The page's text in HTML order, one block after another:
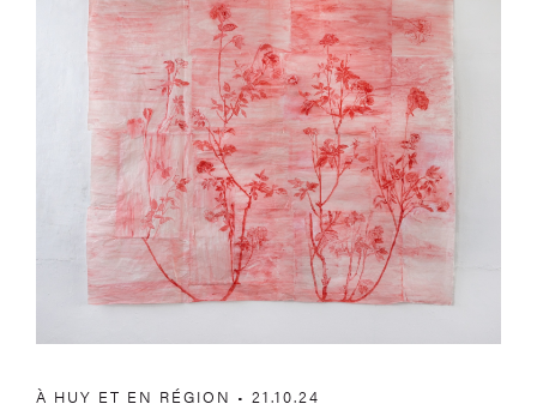
À HUY ET EN RÉGION • 21.10.24